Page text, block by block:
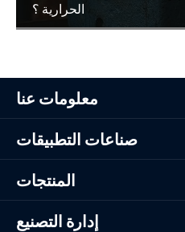
الحرارية ؟
معلومات عنا
صناعات التطبيقات
المنتجات
إدارة التصنيع